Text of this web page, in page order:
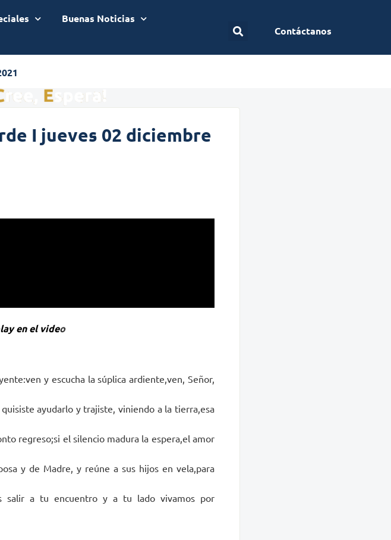
Buenas Noticias
Contáctanos
I jueves 02 diciembre
en el video
y escucha la súplica ardiente,ven, Señor,
ayudarlo y trajiste, viniendo a la tierra,esa
regreso;si el silencio madura la espera,el amor
y de Madre, y reúne a sus hijos en vela,para
salir a tu encuentro y a tu lado vivamos por